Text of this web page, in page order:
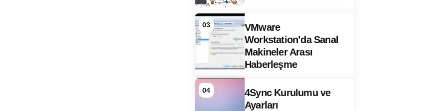
03
VMware
Workstation’da Sanal
Makineler Arası
Haberleşme
04
4Sync Kurulumu ve
Ayarları